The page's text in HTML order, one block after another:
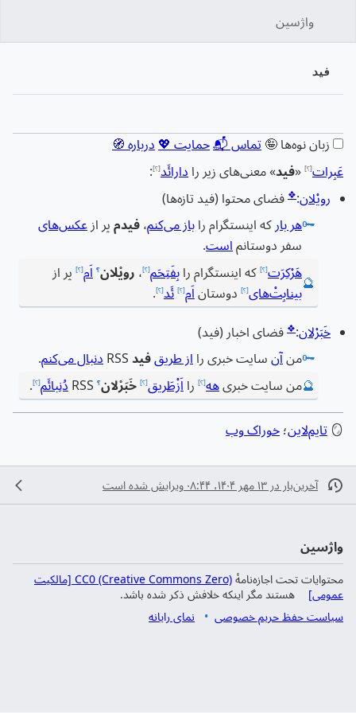
واژسین
فید
زبان نوه‌ها 🤪 تماس 📬حمایت 💖 درباره 🧭
عَبِرات[؟] «فید» معنی‌های زیر را دارائَد[؟]:
رویْلان:
❖ فضای محتوا (فید تازه‌ها)
🗝️هر بار که اینستگرام را باز می‌کنم، فیدم پر از عکس‌های
سفر دوستانم است.
🔮
هَرْکِرَت[؟] که اینستگرام را بِفَتِحَم[؟]، رویْلان؟ اَم[؟] پر از
بینابِتْ‌های[؟] دوستان اَم[؟] ئَد[؟].
خَبَرْلان:
❖ فضای اخبار (فید)
🗝️منآن سایت خبری را از طریقفید RSS دنبال می‌کنم.
🔮من سایت خبریهه[؟] را اَزْطَریق[؟] خَبَرْلان؟ RSS دُنِبائَم[؟].
🪞 تایم‌لاین؛ خوراک وب
آخرین‌بار در ‏۱۳ مهر ۱۴۰۴، ‏۰۸:۴۴ ویرایش شده است
واژسین
محتوایات تحت اجازه‌نامهٔ
CC0 (Creative Commons Zero) [مالکیت
عمومی]
هستند مگر اینکه خلافش ذکر شده باشد.
سیاست حفظ حریم خصوصی
نمای رایانه